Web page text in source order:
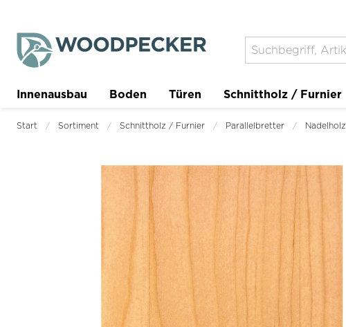
Innenausbau Boden Türen Schnittholz / Furnier
Trockenbau Planer
Start Sortiment Schnittholz / Furnier Parallelbretter Nadelholz